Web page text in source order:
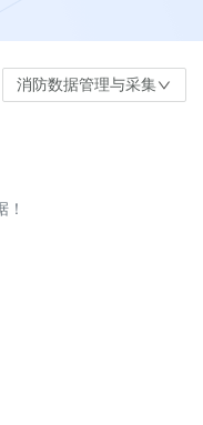
消防数据管理与采集
！